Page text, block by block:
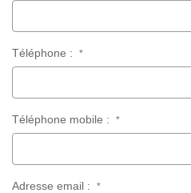
Téléphone : *
Téléphone mobile : *
Adresse email : *